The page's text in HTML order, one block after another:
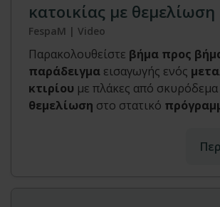
κατοικίας με θεμελίωση
FespaM | Video
Παρακολουθείστε βήμα προς
παράδειγμα εισαγωγής ενός
κτιρίου με πλάκες από σκυρόδεμα
θεμελίωση στο στατικό